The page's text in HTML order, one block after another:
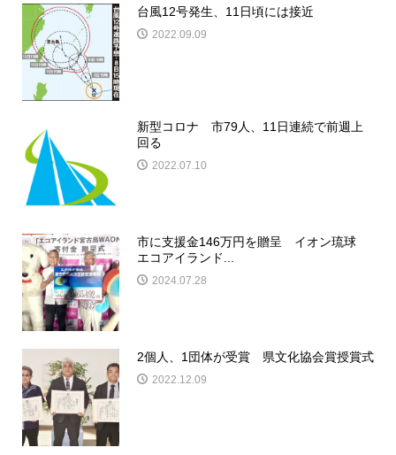
台風12号発生、11日頃には接近
2022.09.09
新型コロナ 市79人、11日連続で前週上
回る
2022.07.10
市に支援金146万円を贈呈 イオン琉球
エコアイランド...
2024.07.28
2個人、1団体が受賞 県文化協会賞授賞式
2022.12.09